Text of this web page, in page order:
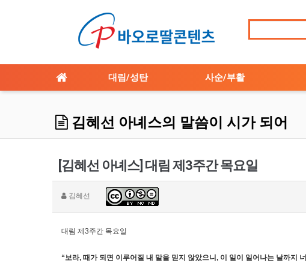
대림/성탄 사순/부활
김혜선 아녜스의 말씀이 시가 되어
[김혜선 아녜스] 대림 제3주간 목요일
김혜선
대림 제3주간 목요일
“보라, 때가 되면 이루어질 내 말을 믿지 않았으니, 이 일이 일어나는 날까지